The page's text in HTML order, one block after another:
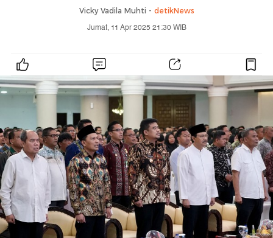
Vicky Vadila Muhti - detikNews
Jumat, 11 Apr 2025 21:30 WIB